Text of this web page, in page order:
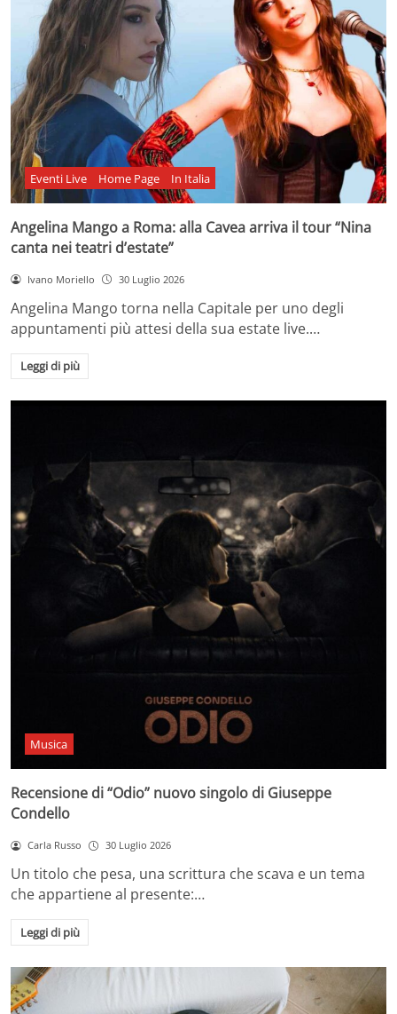
Eventi Live Home Page In Italia
Angelina Mango a Roma: alla Cavea arriva il tour “Nina
canta nei teatri d’estate”
Ivano Moriello 30 Luglio 2026
Angelina Mango torna nella Capitale per uno degli
appuntamenti più attesi della sua estate live.…
Leggi di più
Musica
Recensione di “Odio” nuovo singolo di Giuseppe
Condello
Carla Russo 30 Luglio 2026
Un titolo che pesa, una scrittura che scava e un tema
che appartiene al presente:…
Leggi di più